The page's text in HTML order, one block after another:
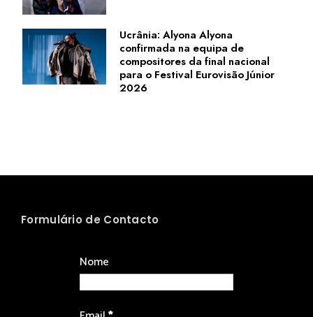
Ucrânia: Alyona Alyona
confirmada na equipa de
compositores da final nacional
para o Festival Eurovisão Júnior
2026
Formulário de Contacto
Nome